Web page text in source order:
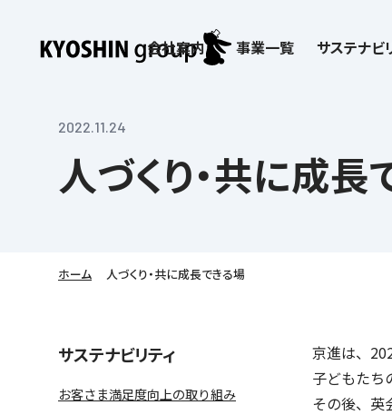
会社案内
会社案内
企業理念
教育理念
Company’s Profile
社歌
本社所在地
事業一覧
子どもたちの学びを支える
語学学習や留学
サステナビ
サステナビリティ
お客さま満足度向上の取り組み
労働環境向上の取り組み
価値創造の取り組
社会貢献活動
DXビジョン・DX戦略
情報セキュリティ
デジタルガバナン
株主・投資家向け情報
IR ニュース
株主・株式関連情報
ビジョン／経営方針
IRライブラリー
IRカレンダー
採用情報
京進リクルートInstagram
新卒採用情報
講師（アルバイト
保育士事業 採用
2022.11.24
人づくり・共に成長
ホーム 人づくり・共に成長できる場
サステナビリティ
お客さま満足度向上の取り組み
京進は、
子どもたち
その後、英